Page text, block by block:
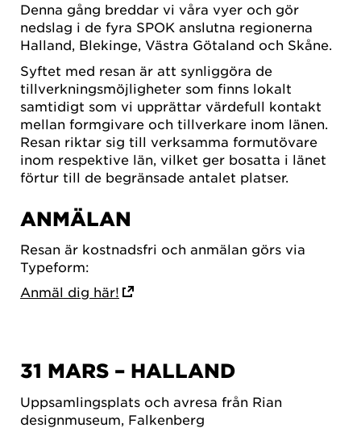
Denna gång breddar vi våra vyer och gör
nedslag i de fyra SPOK anslutna regionerna
Halland, Blekinge, Västra Götaland och Skåne.
Syftet med resan är att synliggöra de
tillverkningsmöjligheter som finns lokalt
samtidigt som vi upprättar värdefull kontakt
mellan formgivare och tillverkare inom länen.
Resan riktar sig till verksamma formutövare
inom respektive län, vilket ger bosatta i länet
förtur till de begränsade antalet platser.
ANMÄLAN
Resan är kostnadsfri och anmälan görs via
Typeform:
Anmäl dig här!
31 MARS – HALLAND
Uppsamlingsplats och avresa från Rian
designmuseum, Falkenberg